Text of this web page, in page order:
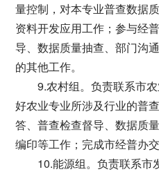
量控制，对本专业普查数据
资料开发应用工作；参与经
导、数据质量抽查、部门沟
的其他工作。
9.农村组。负责联系市
好农业专业所涉及行业的普
答、普查检查督导、数据质
编印等工作；完成市经普办
10.能源组。负责联系市